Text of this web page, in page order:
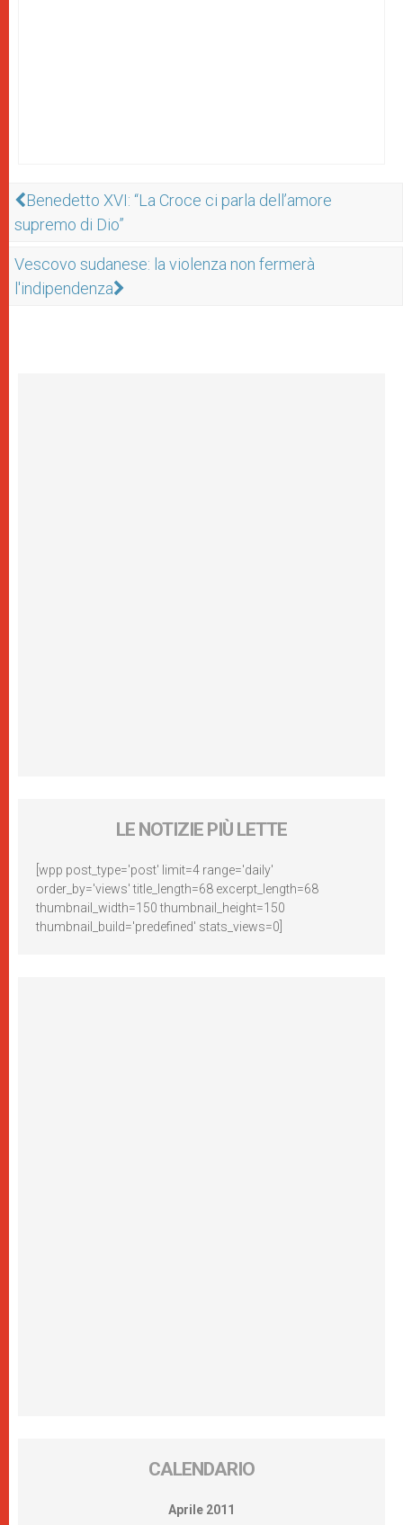
Benedetto XVI: “La Croce ci parla dell’amore
supremo di Dio”
Vescovo sudanese: la violenza non fermerà
l'indipendenza
LE NOTIZIE PIÙ LETTE
[wpp post_type='post' limit=4 range='daily'
order_by='views' title_length=68 excerpt_length=68
thumbnail_width=150 thumbnail_height=150
thumbnail_build='predefined' stats_views=0]
CALENDARIO
Aprile 2011